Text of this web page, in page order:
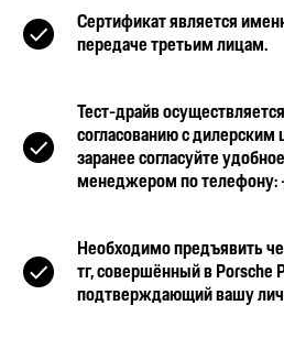
Сертификат является
передаче третьим лицам.
Тест-драйв
согласованию с
заранее согласуйте
менеджером по
Необходимо предъявить
тг, совершённый в Porsche
подтверждающий вашу